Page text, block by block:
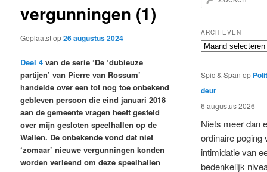
vergunningen (1)
Geplaatst op26 augustus 2024
Deel 4 van de serie ‘De ‘dubieuze
partijen’ van Pierre van Rossum’
handelde over een tot nog toe onbekend
gebleven persoon die eind januari 2018
aan de gemeente vragen heeft gesteld
over mijn gesloten speelhallen op de
Wallen. De onbekende vond dat niet
‘zomaar’ nieuwe vergunningen konden
worden verleend om deze speelhallen
o
k
e
n
ARCHIEVEN
Archieven
Spic & Span op
deur
6 augustus 2026
Niets meer dan
ordinaire poging
intimidatie van
bedenkelijk